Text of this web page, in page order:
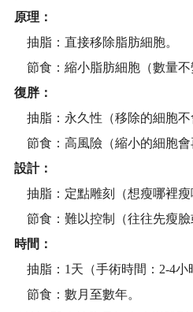
原理：
抽脂：直接移除脂肪細胞。
節食：縮小脂肪細胞（數量不
復胖：
抽脂：永久性（移除的細胞不
節食：高風險（縮小的細胞會
設計：
抽脂：定點雕刻（想瘦哪裡瘦
節食：難以控制（往往先瘦臉
時間：
抽脂：1天（手術時間：2-4小
節食：數月至數年。